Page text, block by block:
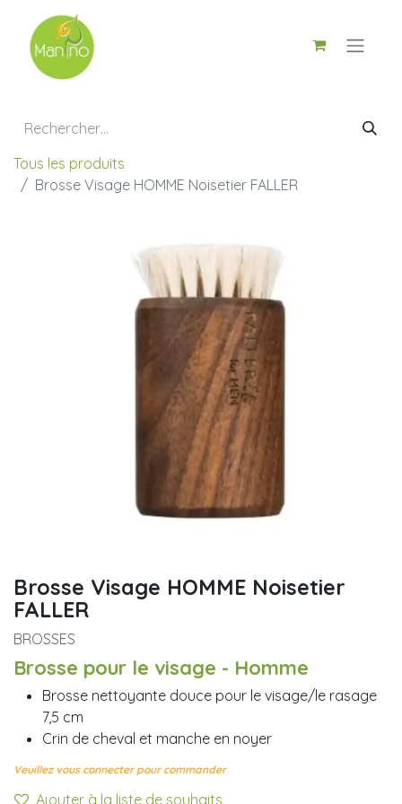
Tous les produits
Brosse Visage HOMME Noisetier FALLER
Brosse Visage HOMME Noisetier
FALLER
BROSSES
Brosse pour le visage - Homme
Brosse nettoyante douce pour le visage/le rasage
7,5 cm
Crin de cheval et manche en noyer
Veuillez vous connecter pour commander
Ajouter à la liste de souhaits